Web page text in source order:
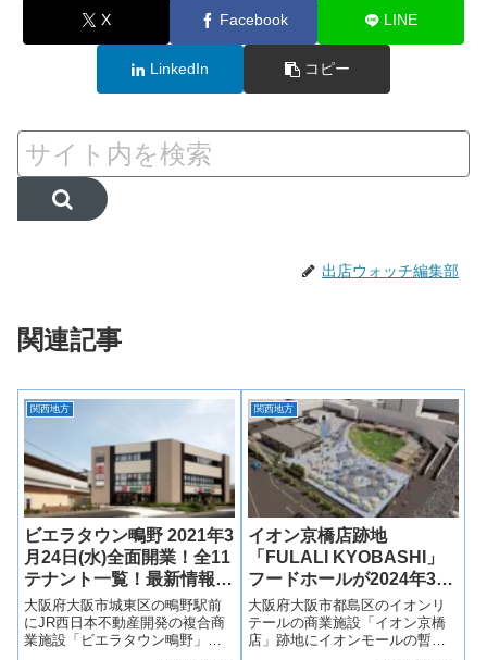
X Facebook LINE
LinkedIn コピー
出店ウォッチ編集部
関連記事
関西地方
ビエラタウン鴫野 2021年3
月24日(水)全面開業！全11
テナント一覧！最新情報
も！
大阪府大阪市城東区の鴫野駅前
にJR西日本不動産開発の複合商
業施設「ビエラタウン鴫野」が
関西地方
イオン京橋店跡地
「FULALI KYOBASHI」
フードホールが2024年3月
30日(土)開業！テナント
は？最新情報も！
大阪府大阪市都島区のイオンリ
テールの商業施設「イオン京橋
店」跡地にイオンモールの暫定